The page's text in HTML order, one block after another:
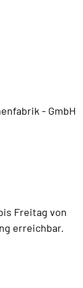
- GmbH
Freitag von
erreichbar.